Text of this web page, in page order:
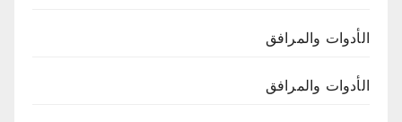
الأدوات والمرافق
الأدوات والمرافق